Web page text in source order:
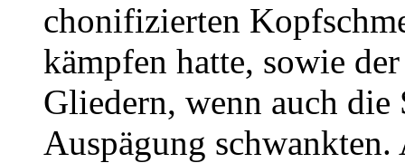
chonifizierten
kämpfen hatte, sowie
Gliedern, wenn auch
Auspägung